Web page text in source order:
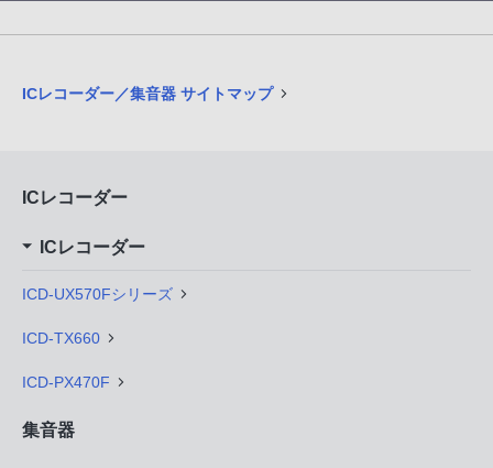
ICレコーダー／集音器 サイトマップ
ICレコーダー
ICレコーダー
ICD-UX570Fシリーズ
ICD-TX660
ICD-PX470F
集音器